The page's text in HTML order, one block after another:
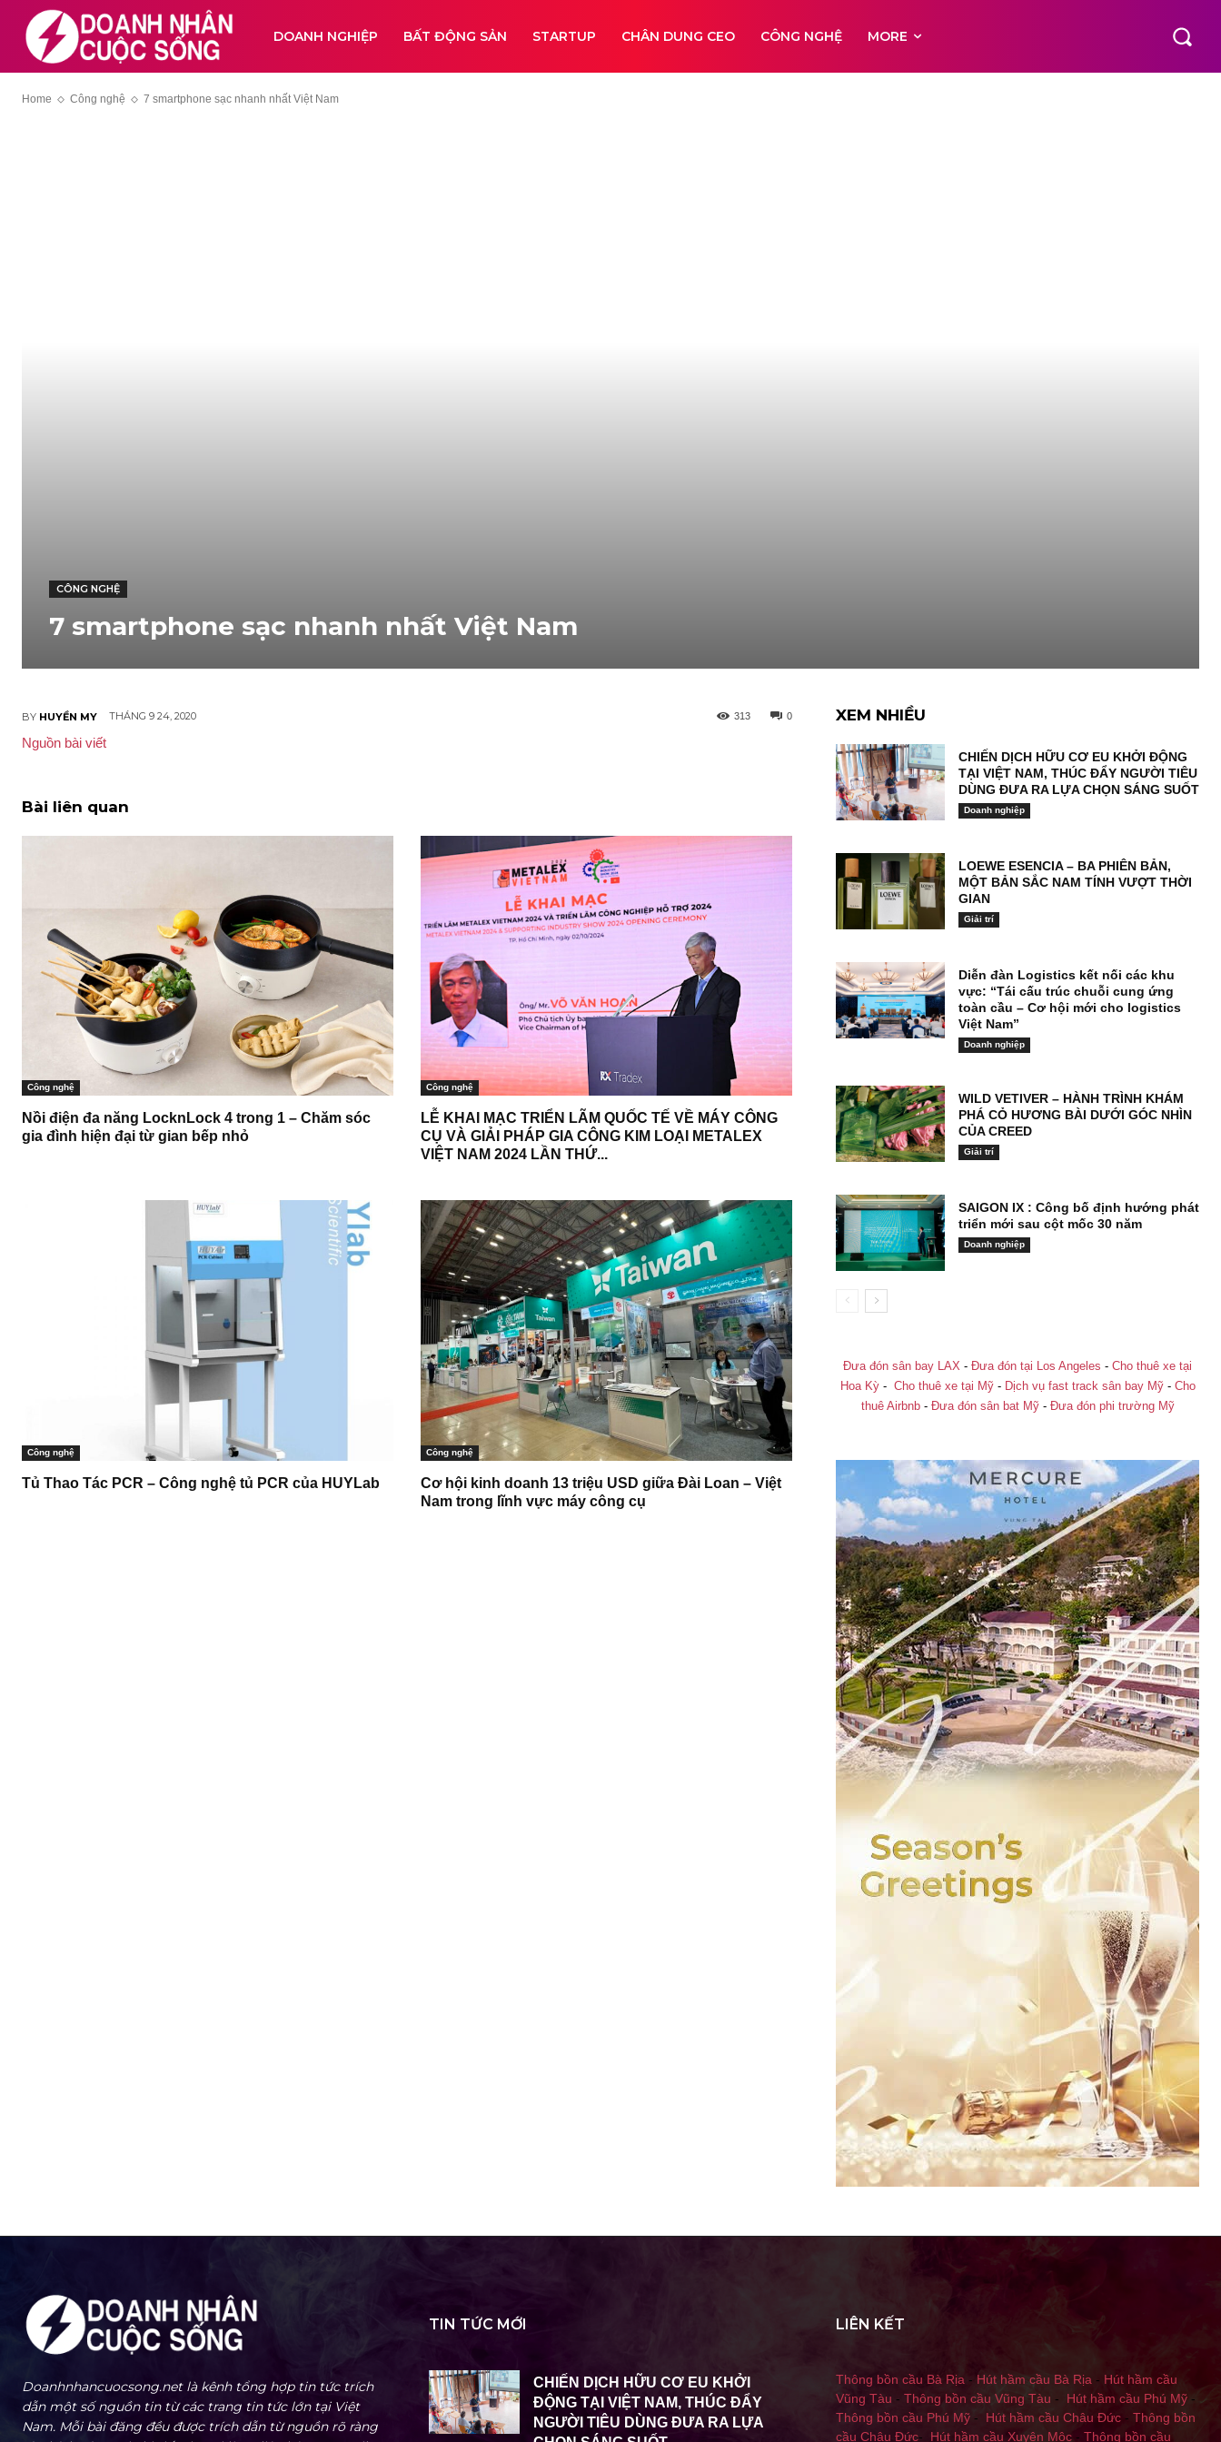
DOANH NGHIỆP BẤT ĐỘNG SẢN STARTUP CHÂN DUNG CEO CÔNG NGHỆ MORE
Home Công nghệ 7 smartphone sạc nhanh nhất Việt Nam
CÔNG NGHỆ
7 smartphone sạc nhanh nhất Việt Nam
BY HUYỀN MY THÁNG 9 24, 2020 0
313
Nguồn bài viết
Bài liên quan
Công nghệ
Nồi điện đa năng LocknLock 4 trong 1 – Chăm sóc
gia đình hiện đại từ gian bếp nhỏ
Công nghệ
LỄ KHAI MẠC TRIỂN LÃM QUỐC TẾ VỀ MÁY CÔNG
CỤ VÀ GIẢI PHÁP GIA CÔNG KIM LOẠI METALEX
VIỆT NAM 2024 LẦN THỨ...
Công nghệ
Tủ Thao Tác PCR – Công nghệ tủ PCR của HUYLab
Công nghệ
Cơ hội kinh doanh 13 triệu USD giữa Đài Loan – Việt
Nam trong lĩnh vực máy công cụ
XEM NHIỀU
CHIẾN DỊCH HỮU CƠ EU KHỞI ĐỘNG
TẠI VIỆT NAM, THÚC ĐẨY NGƯỜI TIÊU
DÙNG ĐƯA RA LỰA CHỌN SÁNG SUỐT
Doanh nghiệp
LOEWE ESENCIA – BA PHIÊN BẢN,
MỘT BẢN SẮC NAM TÍNH VƯỢT THỜI
GIAN
Giải trí
Diễn đàn Logistics kết nối các khu
vực: “Tái cấu trúc chuỗi cung ứng
toàn cầu – Cơ hội mới cho logistics
Việt Nam”
Doanh nghiệp
WILD VETIVER – HÀNH TRÌNH KHÁM
PHÁ CỎ HƯƠNG BÀI DƯỚI GÓC NHÌN
CỦA CREED
Giải trí
SAIGON IX : Công bố định hướng phát
triển mới sau cột mốc 30 năm
Doanh nghiệp
Đưa đón sân bay LAX - Đưa đón tại Los Angeles - Cho thuê xe tại
Hoa Kỳ- Cho thuê xe tại Mỹ- Dịch vụ fast track sân bay Mỹ- Cho
thuê Airbnb- Đưa đón sân bat Mỹ- Đưa đón phi trường Mỹ
Doanhnhancuocsong.net là kênh tổng hợp tin tức trích
dẫn một số nguồn tin từ các trang tin tức lớn tại Việt
Nam. Mỗi bài đăng đều được trích dẫn từ nguồn rõ ràng
TIN TỨC MỚI
CHIẾN DỊCH HỮU CƠ EU KHỞI
ĐỘNG TẠI VIỆT NAM, THÚC ĐẨY
NGƯỜI TIÊU DÙNG ĐƯA RA LỰA
LIÊN KẾT
Thông bồn cầu Bà Rịa - Hút hầm cầu Bà Rịa - Hút hầm cầu
Vũng Tàu - Thông bồn cầu Vũng Tàu - Hút hầm cầu Phú Mỹ -
Thông bồn cầu Phú Mỹ - Hút hầm cầu Châu Đức - Thông bồn
cầu Châu Đức- Hút hầm cầu Xuyên Mộc - Thông bồn cầu